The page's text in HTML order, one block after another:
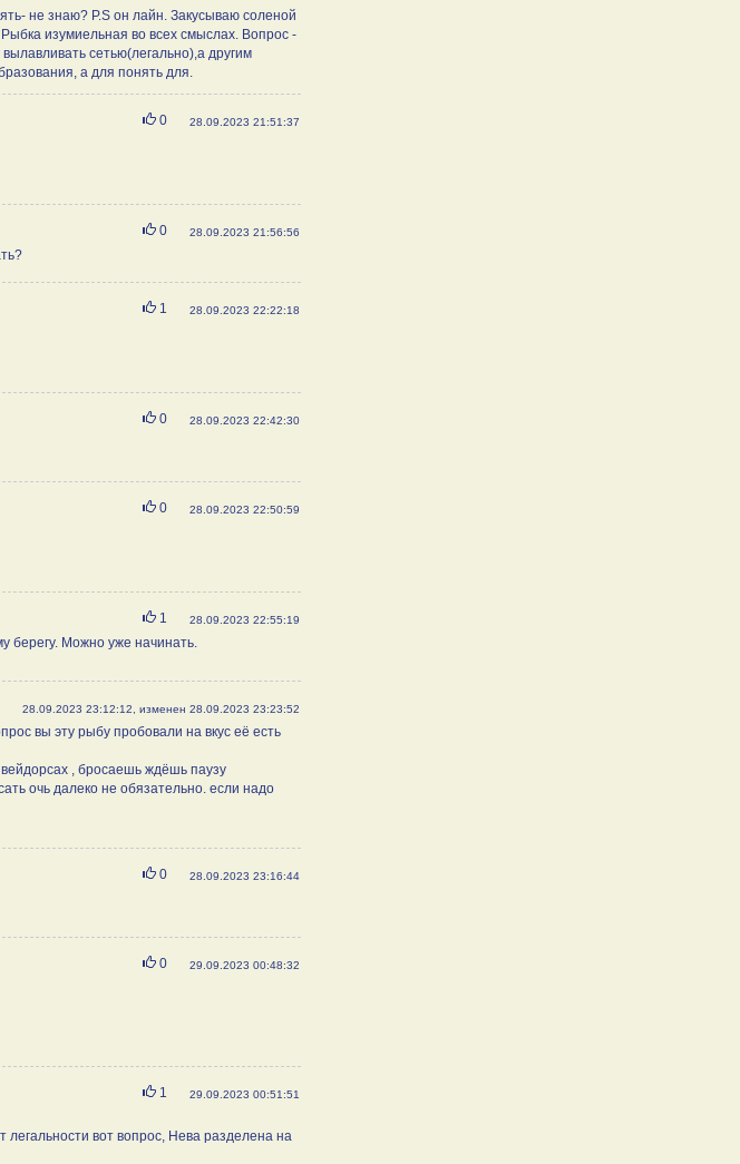
не знаю? P.S он лайн. Закусываю соленой
изумиельная во всех смыслах. Вопрос -
сетью(легально),а другим
а для понять для.
28.09.2023 21:51:37
Нравится
0
28.09.2023 21:56:56
Нравится
0
28.09.2023 22:22:18
Нравится
1
28.09.2023 22:42:30
Нравится
0
28.09.2023 22:50:59
Нравится
0
28.09.2023 22:55:19
Нравится
1
берегу. Можно уже начинать.
28.09.2023 23:12:12, изменен 28.09.2023 23:23:52
вы эту рыбу пробовали на вкус её есть
, бросаешь ждёшь паузу
очь далеко не обязательно. если надо
28.09.2023 23:16:44
Нравится
0
29.09.2023 00:48:32
Нравится
0
29.09.2023 00:51:51
Нравится
1
вот вопрос, Нева разделена на